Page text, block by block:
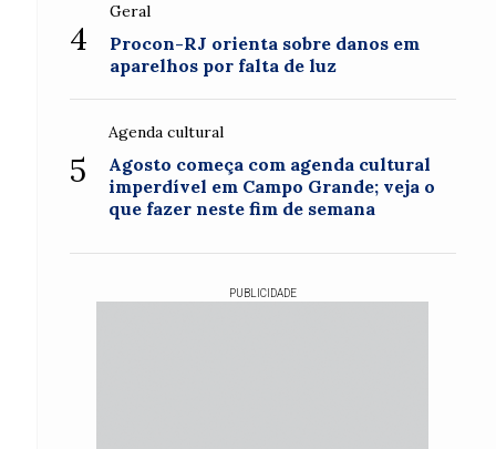
4
Geral
Procon-RJ orienta sobre danos em
aparelhos por falta de luz
5
Agenda cultural
Agosto começa com agenda cultural
imperdível em Campo Grande; veja o
que fazer neste fim de semana
PUBLICIDADE